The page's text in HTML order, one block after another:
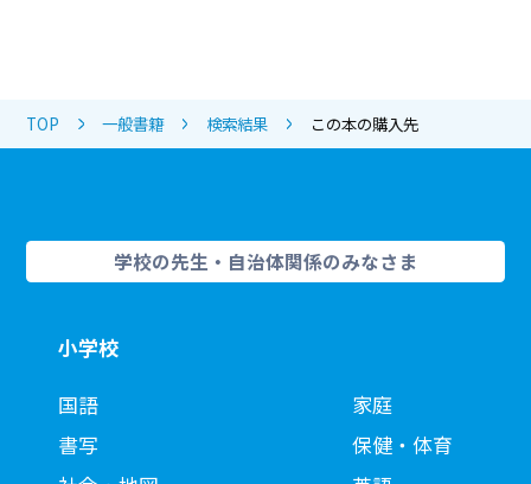
TOP 一般書籍 検索結果 この本の購入先
学校の先生・自治体関係のみなさま
小学校
国語
書写
家庭
保健・体育